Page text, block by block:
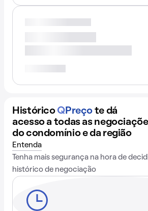
Histórico QPreço te dá
acesso a todas as
do condomínio e da região
Entenda
Tenha mais segurança na hora de
histórico de negociação